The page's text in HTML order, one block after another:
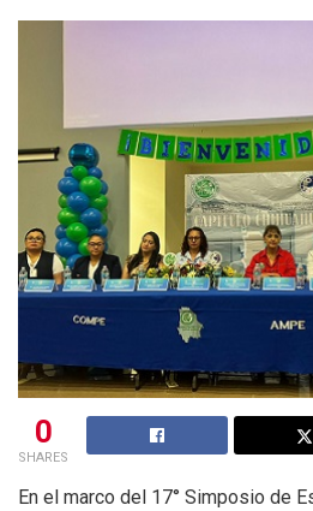
0
SHARES
En el marco del 17° Simposio de